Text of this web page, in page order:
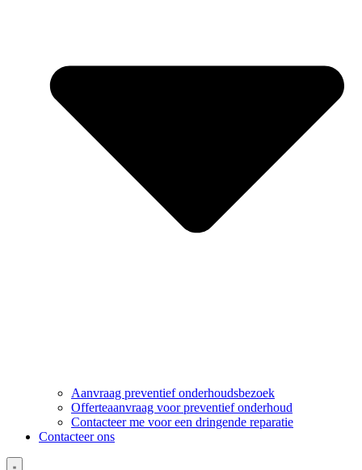
Aanvraag preventief onderhoudsbezoek
Offerteaanvraag voor preventief onderhoud
Contacteer me voor een dringende reparatie
Contacteer ons